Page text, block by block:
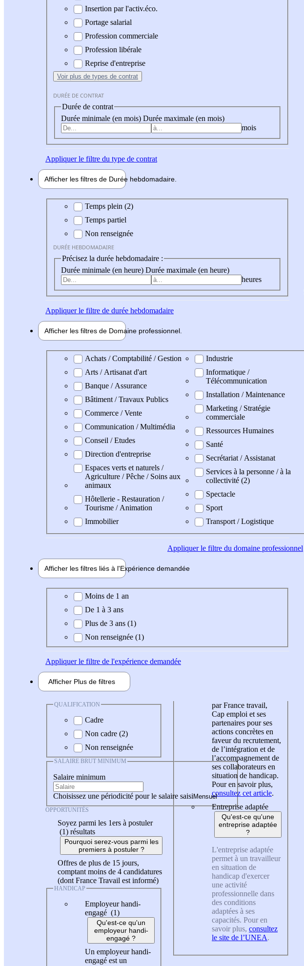
Insertion par l'activ.éco.
Portage salarial
Profession commerciale
Profession libérale
Reprise d'entreprise
Voir plus de types de contrat
DURÉE DE CONTRAT
Durée de contrat
Durée minimale (en mois) Durée maximale (en mois)
mois
Appliquerle filtre du type de contrat
Afficher les filtres de Durée hebdomadaire
Durée hebdomadaire
Temps plein (2)
Temps partiel
Non renseignée
DURÉE HEBDOMADAIRE
Précisez la durée hebdomadaire :
Durée minimale (en heure) Durée maximale (en heure)
heures
Appliquerle filtre de durée hebdomadaire
Afficher les filtres de Domaine professionnel
Domaine professionel
Achats / Comptabilité / Gestion
Arts / Artisanat d'art
Banque / Assurance
Bâtiment / Travaux Publics
Commerce / Vente
Communication / Multimédia
Conseil / Etudes
Direction d'entreprise
Espaces verts et naturels /
Agriculture / Pêche / Soins aux
animaux
Hôtellerie - Restauration /
Tourisme / Animation
Immobilier
Industrie
Informatique /
Télécommunication
Installation / Maintenance
Marketing / Stratégie
commerciale
Ressources Humaines
Santé
Secrétariat / Assistanat
Services à la personne / à la
collectivité (2)
Spectacle
Sport
Transport / Logistique
Appliquerle filtre du domaine professionnel
Afficher les filtres liés à l'Expérience demandée
Expérience demandée
Moins de 1 an
De 1 à 3 ans
Plus de 3 ans (1)
Non renseignée (1)
Appliquerle filtre de l'expérience demandée
Afficher Plus de filtres
QUALIFICATION
Cadre
Non cadre (2)
Non renseignée
SALAIRE BRUT MINIMUM
Salaire minimum
Choisissez une périodicité pour le salaire saisi
OPPORTUNITÉS
Soyez parmi les 1ers à postuler
(1) résultats
Pourquoi serez-vous parmi les
premiers à postuler ?
Offres de plus de 15 jours,
comptant moins de 4 candidatures
(dont France Travail est informé)
HANDICAP
Employeur handi-
engagé (1)
Qu'est-ce qu'un
employeur handi-
engagé ?
Un employeur handi-
engagé est un
par France travail,
Cap emploi et ses
partenaires pour ses
actions concrètes en
faveur du recrutement,
de l’intégration et de
l’accompagnement de
ses collaborateurs en
situation de handicap.
Pour en savoir plus,
consultez cet article.
Entreprise adaptée
Qu'est-ce qu'une
entreprise adaptée
?
L'entreprise adaptée
permet à un travailleur
en situation de
handicap d'exercer
une activité
professionnelle dans
des conditions
adaptées à ses
capacités. Pour en
savoir plus, consultez
le site de l’UNEA.